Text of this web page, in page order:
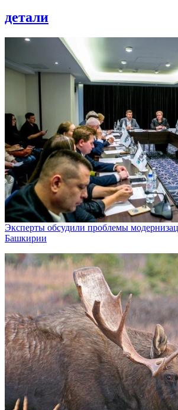
детали
Эксперты обсудили проблемы
Башкирии